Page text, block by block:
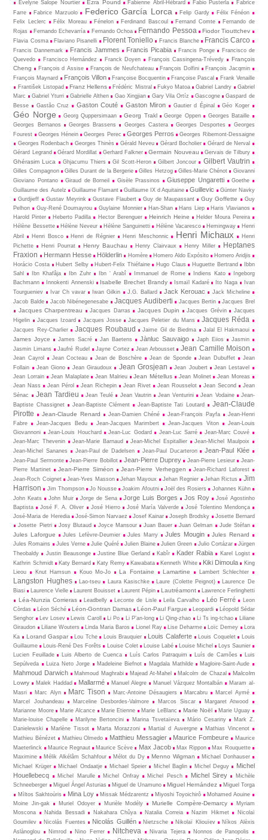
Évelyne Salope Nourtier Ezra Pound Fabienne Abril-Hébrard Fabio Pusterla
Fabrice
Farre
Fabrice Marzuolo Federico García Lorca Felip Gardy
Félix Fénéon
Felix Leclerc
Félix Moreau Fénelon Ferdinand Bascoul Fernand Comte
Fernando de
Rojas
Fernando Echevarría Fernando Ochoa Fernando Pessoa Fiodor Tiouttchev
Flavia Cosma Flaviano Pisanelli Florent Toniello Francis Blanche Francis Carco
Francis Dannemark Francis Jammes Francis Picabia Francis Ponge
Francisco de
Quevedo
Francisco Hernández Franck Doyen François Cassingena-Trévedy
François
Cheng
François d Assise François de Neufchateau François Dolfini
François Jacqmin
François Maynard
François Villon Françoise Bocquentin Françoise Pascal
Frank Venaille
František Listopad
Franz Hellens Frédéric Mistral Fukyo Matoa Gabriel Landry
Gabriel
Marc
Gabriel Yturri Gabrielle Althen Gao Xingjian Gary Vila Ortíz Gascogne
Gaspard de
Besse
Gastão Cruz Gaston Couté Gaston Miron Gautier d Épinal Géo Koger
Géo Norge Georg Quppersimaan Georg Trakl George Oppen
Georges Bataille
Georges Bernanos
Georges Brassens Georges Castera Georges Desportes
Georges
Fourest
Georges Hénein Georges Perec Georges Perros
Georges Ribemont-Dessaigne
Georges Rodenbach
Georges Thinès Gérald Neveu Gérard Bocholier
Gérard de Nerval
Gérard Legrand
Gérard Mordillat Gerhard Falkner Germain Nouveau Gervais de Tilbury
Ghérasim Luca Ghjacumu Thiers Gil Scott-Heron Gilbert Joncour Gilbert Vautrin
Gilles Compagnon Gilles Durant de la Bergerie Gilles Hetzog Gilles-Marie Chénot
Giovanni
Gioviano Pontano
Giraud de Borneil Gisèle Prassinos Giuseppe Ungaretti
Goethe
Guillaume des Autelz
Guillaume Flamant Guillaume IX d Aquitaine Guillevic
Günter Navky
Gurdjieff
Gustav Meyrink Gustave Flaubert Guy de Maupassant Guy Goffette
Guy
Pelhon
Guy-René Dou­may­rou Guylaine Monnier Han-Shan Hans Liep
Haris Vlavianos
Harold Pinter
Heberto Padilla Hector Berenguer Heinrich Heine
Helder Moura Pereira
Hélène Bessette
Hélène Neveur Hélène Sanguinetti Hélène Vacaresco Hemingway
Henri
Abril
Henri Bosco Henri de Régnier Henri Meschonnic Henri Michaux
Henri
Pichette
Henri Pourrat Henry Bauchau Henry Clairvaux Henry Miller
Heptanes
Fraxion
Hermann Hesse Hölderlin Homère Homero Aldo Expósito
Homero Aridjis
Horácio Costa
Hubert Selby Hubert-Felix Thiéfaine Hugo Claus Huguette Bertrand
Ibbn
Sahl
Ibn Khafâja Ibn Zuhr Ibn ‘ Arabî Immanuel de Rome Indiens Kato
Ingeborg
Bachmann
Innokenti Annenski Isabelle Brechet Brandy Ismaïl Kadaré Ito Naga
Ivan
Tourgueniev
Ivar Ch vavar Iwan Gilkin J.G. Ballard Jack Kerouac
Jack Micheline
Jacob Balde
Jacob Nibénegenesabe Jacques Audiberti Jacques Bertin Jacques Brel
Jacques Charpentreau Jacques Darras Jacques Dupin Jacques Grévin
Jacques
Higelin
Jacques Izoard Jacques Josse Jacques Peletier du Mans Jacques Réda
Jacques Rey-Charlier Jacques Roubaud Jaime Gil de Biedma Jalal El Hakmaoui
James Joyce James Sacré Jan Baetens Jànluc Sauvaigo Japh Eiios
Jasmin
Jasmin Limans
Jaufré Rudel Jayne Cortez Jean Arbousset Jean Camille Moison
Jean Cayrol Jean Cocteau Jean de Boschère Jean de Sponde Jean Dubuffet
Jean
Follain
Jean Giono Jean Giraudoux Jean Grosjean Jean Joubert
Jean Lestavel
Jean Lorrain
Jean Malaplate Jean Malrieu Jean Métellus Jean Molinet
Jean Moreas
Jean Nass
Jean Pérol Jean Richepin Jean Rivet Jean Rousselot Jean Second
Jean
Sénac
Jean Tardieu Jean Teulé Jean Vautrin Jean Venturini Jean Vodaine
Jean-
Baptiste Chassignet
Jean-Baptiste Clément Jean-Baptiste Tati Loutard
Jean-Claude
Pirotte
Jean-Claude Renard Jean-Damien Chéné Jean-François Payfa
Jean-Henri
Fabre
Jean-Jacques Bedu Jean-Jacques Marimbert Jean-Jacques Viton
Jean-Louis
Giovannoni
Jean-Louis Houchard Jean-Luc Godard Jean-Luc Sarré
Jean-Marc Couvé
Jean-Marc Thevenin
Jean-Marie Barnaud Jean-Michel Espitallier
Jean-Michel Maulpoix
Jean-Michel Sananes
Jean-Paul de Dadelsen Jean-Paul Ducarteron Jean-Paul Klée
Jean-Paul Sermonte Jean-Pierre Bobillot Jean-Pierre Duprey Jean-Pierre Lesieur
Jean-
Pierre Martinet
Jean-Pierre Siméon Jean-Pierre Verheggen
Jean-Richard Laforest
Jean-Roch Coignet
Jean-Yves Masson Jehan Mayoux Jehan Regnier Jehan Rictus
Jim
Harrison
Jim Thompson Jo Nousse Joakim Afoutni Joël des Rosiers
Johannes Kühn
John Keats
John Muir Jorge de Sena Jorge Luis Borges Jos Roy
José Agostinho
Baptista
José F. A. Oliver José Hierro José María Valverde
José Tolentino Mendonça
José-Maria de Heredia
José-Simon Narvaez Josef Kainar Joseph Brodsky
Josette Bernard
Josette Pietri
Josy Blutaud Joyce Mansour Juan Bauer Juan Gelman Jude Stéfan
Jules Laforgue Jules Lefèvre-Deumier Jules Marry Jules Mougin Jules Renard
Jules Romains Jules Verne Julie Quéré Julien Blaine Julien Green Julio Cortázar
Jürgen
Theobaldy
Justin Beausonge Justine Blue Gerland Kabîr Kader Rabia
Karel Logist
Kathrin Schmidt
Katy Bernard Katy Remy Kawabata Kenneth White Kiki Dimoula
King
Lieou
Knut Hamsun Kouo Mo-Jo La Fontaine Lamartine Lambert Schlechter
Langston Hughes Lao-tseu Laura Kasischke Laure (Colette Peignot)
Laurence De
Biasi
Laurence Vielle Laurent Bouisset Laurent Pépin Lautréamont Lawrence Ferlinghetti
Léa-Nunzia Corrieras Leadbelly Leconte de Lisle Leila Carvalho Léo Ferré
Leon
Còrdas
Léon Séché Léon-Gontran Damas Léon-Paul Fargue Leopardi
Léopold Sédar
Senghor
Lev Losev Lewis Caroll Li Po Li P’an-long Li Qing-zhao Li Ts ing-tchao
Liliane
Giraudon
Liliane Wouters Linda Maria Baros Lionel Ray Lise Deharme Loïc Demey
Lora
Ka
Lorand Gaspar Lou Tche Louis Brauquier Louis Calaferte Louis Coquelet
Louis
Guillaume
Louis-René Des Forêts Louise Colet Louise Labé Louise Michel
Loys Saunier
Lucien Feuillade
Luis Alberto de Cuenca Luís Carlos Patraquim Luís de Camões
Luis
Sepúlveda
Luiza Neto Jorge Madeleine Biefnot Magdala Mathilde Magloire-Saint-Aude
Mahmoud Darwich Mahmoud Maghrabi Majead At-Mahel Malcolm de Chazal
Malcolm
Lowry
Malek Haddad Mallarmé Manuel Alegre Manuel Vázquez Montalbán
Maram al-
Masri
Marc Alyn Marc Tison Marc-Antoine Désaugiers Marcabru
Marcel Aymé
Marcel Jouhandeau
Marceline Desbordes-Valmore Marcos Siscar
Margaret Atwood
Marianne Moore
Marie Alcance Marie Etienne Marie LeBlanc Marie Noël
Marie Uguay
Marie-louise Chapelle
Marilyne Bertoncini Marina Tsvetaïeva Mário Cesariny
Mark Z.
Danielewski
Marlène Tissot Marta Morazzoni Martial d Auvergne
Mathias Vincenot
Mathieu Bénézet
Mathieu Olmedo Matthieu Messagier Maurice Fombeure
Maurice
Maeterlinck
Maurice Regnaut Maurice Scève Max Jacob Max Rippon
Max Rouquette
Maximine
Mélik Alkélâm Schahfour Mélot du Dy Menno Wigman
Michael Donhauser
Michael Krüger
Michael Ondaatje Michael Speier Michel Baglin Michel Deguy
Michel
Houellebecq
Michel Marulle Michel Onfray Michel Pesch Michel Sirey
Michèle
Schneeberger
Miguel Ángel Asturias Miguel de Unamuno Miguel Hernández
Miguel Torga
Mìltos Sakhtoùris
Mina Loy Missak Médzarentz Miyoshi Toyoichirô
Mohamed Aouine
Moine Jin-gak
Muriel Odoyer Murièle Modély Murielle Compère-Demarcy
Myriam
Moscona
Nahida Bessadi Nakahara Chûya Natalia Correia Nazim Hikmet
Nicolaï
Goumilev
Nicolás Fuentes Nicolás Guillén Nietz­sche Nikolaï Kliouïev
Níkos Alèxis
Aslànoglou
Nimrod Nino Ferrer Nitcheva Nivaria Tejera
Nonnos de Panopolis